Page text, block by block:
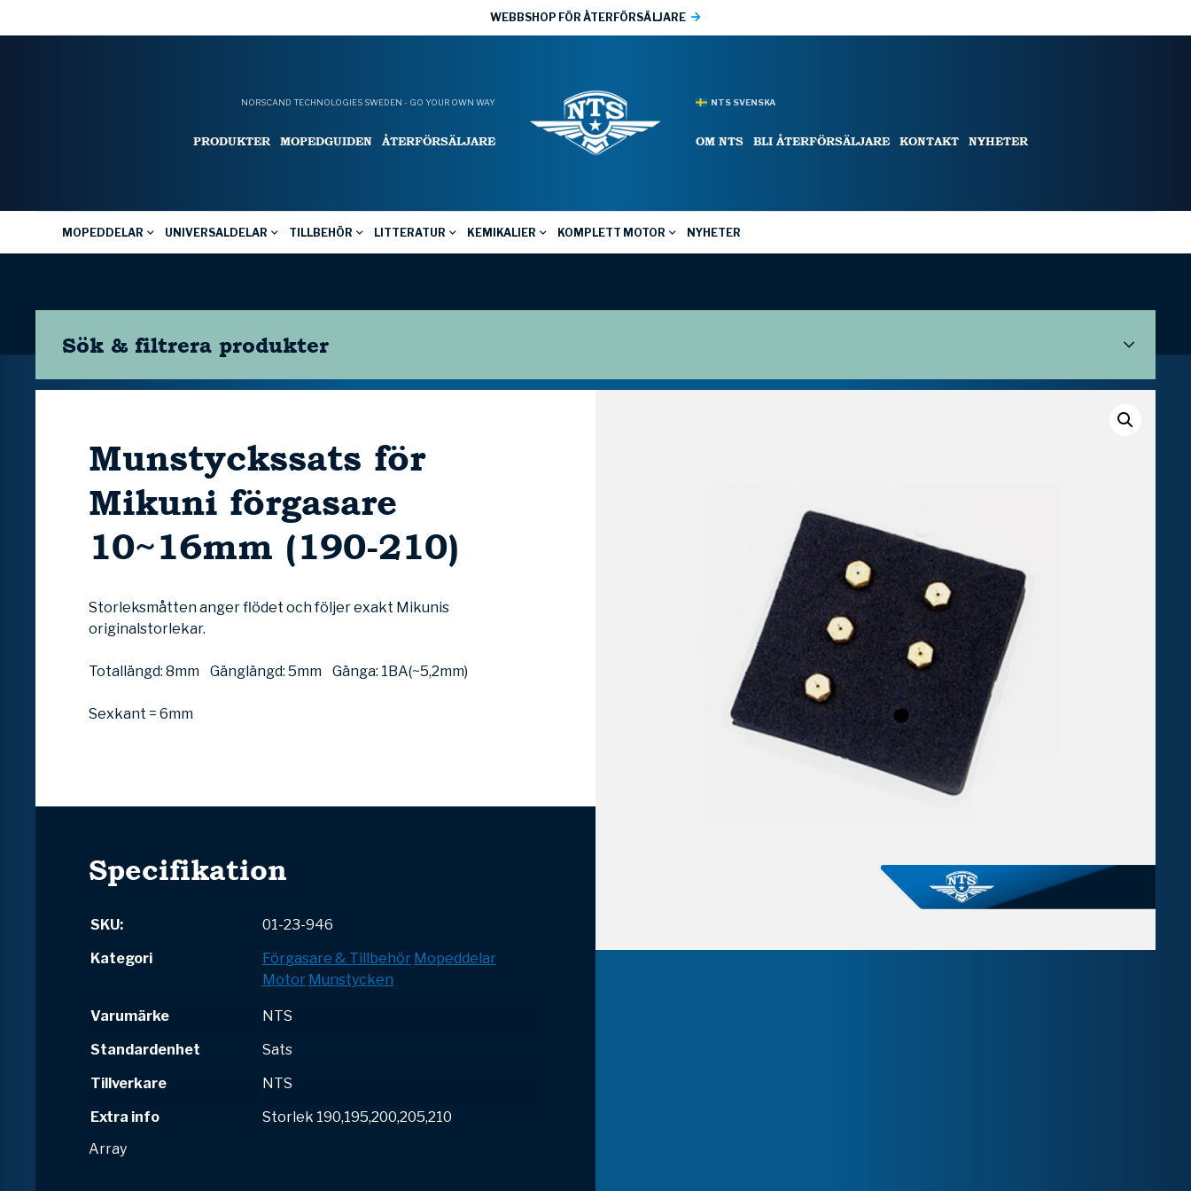
WEBBSHOP FÖR ÅTERFÖRSÄLJARE
NORSCAND TECHNOLOGIES SWEDEN - GO YOUR OWN WAY
PRODUKTER MOPEDGUIDEN ÅTERFÖRSÄLJARE
NTS SVENSKA
OM NTS BLI ÅTERFÖRSÄLJARE KONTAKT NYHETER
MOPEDDELAR UNIVERSALDELAR TILLBEHÖR LITTERATUR KEMIKALIER KOMPLETT MOTOR NYHETER
Sök & filtrera produkter
Munstyckssats för
Mikuni förgasare
10~16mm (190-210)
Storleksmåtten anger flödet och följer exakt Mikunis
originalstorlekar.
Totallängd: 8mm Gänglängd: 5mm Gänga: 1BA(~5,2mm)
Sexkant = 6mm
Specifikation
SKU:
01-23-946
Kategori
Förgasare & Tillbehör Mopeddelar
Motor Munstycken
Varumärke
NTS
Standardenhet
Sats
Tillverkare
NTS
Extra info
Storlek 190,195,200,205,210
Array